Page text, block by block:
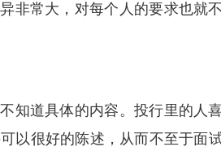
非常大，对每个人的要求也就不
知道具体的内容。投行里的人
以很好的陈述，从而不至于面